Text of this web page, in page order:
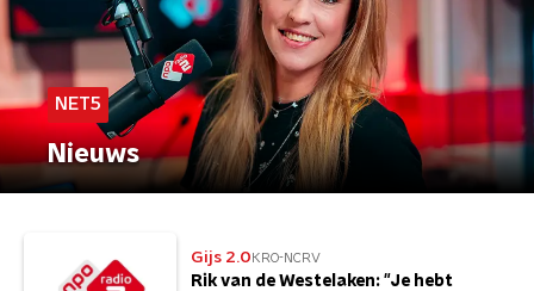
NET5
Nieuws
Gijs 2.0 KRO-NCRV
Rik van de Westelaken: "Je hebt